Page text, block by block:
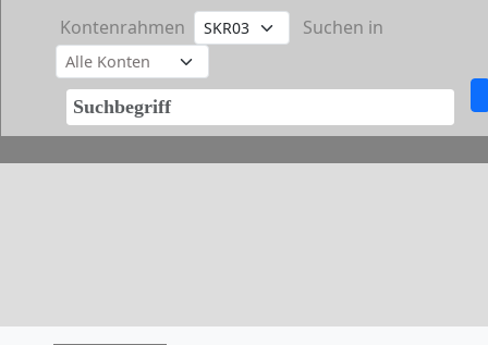
Kontenrahmen Suchen in